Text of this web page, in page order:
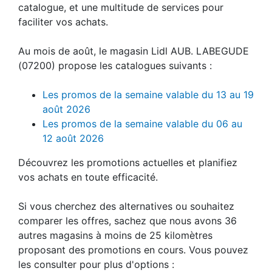
catalogue, et une multitude de services pour
faciliter vos achats.
Au mois de août, le magasin Lidl AUB. LABEGUDE
(07200) propose les catalogues suivants :
Les promos de la semaine valable du 13 au 19
août 2026
Les promos de la semaine valable du 06 au
12 août 2026
Découvrez les promotions actuelles et planifiez
vos achats en toute efficacité.
Si vous cherchez des alternatives ou souhaitez
comparer les offres, sachez que nous avons 36
autres magasins à moins de 25 kilomètres
proposant des promotions en cours. Vous pouvez
les consulter pour plus d'options :